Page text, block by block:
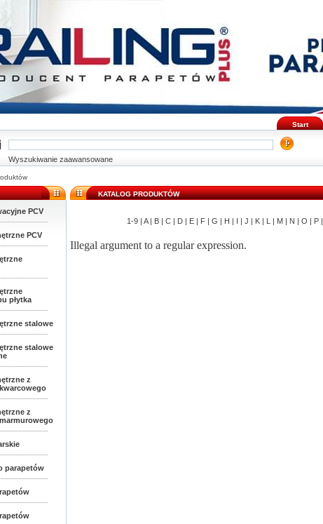
Start
Wyszukiwanie zaawansowane
PCV
PCV
płytka
stalowe
stalowe
z
z
parapetów
KATALOG PRODUKTÓW
1-9 | A | B | C | D | E | F | G | H | I | J | K | L | M | N | O | P |
Illegal argument to a regular expression.